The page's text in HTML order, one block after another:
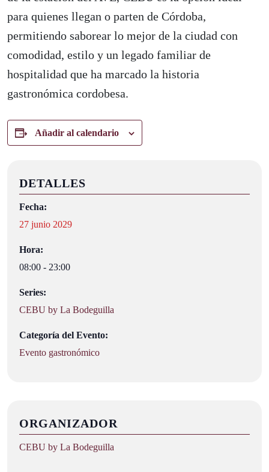
para quienes llegan o parten de Córdoba,
permitiendo saborear lo mejor de la ciudad con
comodidad, estilo y un legado familiar de
hospitalidad que ha marcado la historia
gastronómica cordobesa.
Añadir al calendario
DETALLES
Fecha:
27 junio 2029
Hora:
08:00 - 23:00
Series:
CEBU by La Bodeguilla
Categoría del Evento:
Evento gastronómico
ORGANIZADOR
CEBU by La Bodeguilla